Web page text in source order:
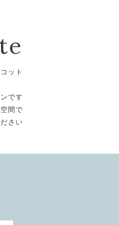
ット
です
間で
さい